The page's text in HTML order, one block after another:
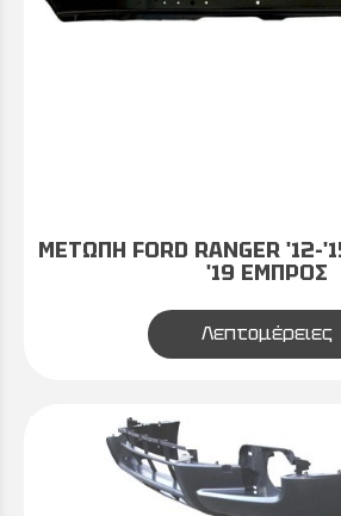
ΜΕΤΩΠΗ FORD RANGER '12-
'19 ΕΜΠΡΟΣ
Λεπτομέρειες